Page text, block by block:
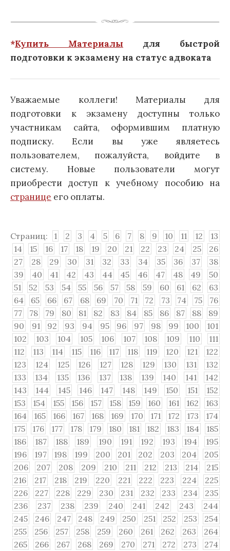
*Купить Материалы для быстрой
подготовки к экзамену на статус адвоката
Уважаемые коллеги! Материалы для
подготовки к экзамену доступны только
участникам сайта, оформившим платную
подписку. Если вы уже являетесь
пользователем, пожалуйста, войдите в
систему. Новые пользователи могут
приобрести доступ к учебному пособию на
странице его оплаты.
Страниц: 1 2 3 4 5 6 7 8 9 10 11 12
13
14
15 16 17 18 19 20 21 22 23 24 25
26
27
28 29 30 31 32 33 34 35 36 37
38
39
40 41 42 43 44 45 46 47 48 49
50
51
52 53 54 55 56 57 58 59 60 61 62
63
64
65 66 67 68 69 70 71 72 73 74 75
76
77
78 79 80 81 82 83 84 85 86 87 88
89
90
91 92 93 94 95 96 97 98 99 100
101
102
103 104 105 106 107 108 109 110
111
112
113 114 115 116 117 118 119 120 121
122
123
124 125 126 127 128 129 130 131
132
133
134 135 136 137 138 139 140 141
142
143
144 145 146 147 148 149 150 151
152
153
154 155 156 157 158 159 160 161 162
163
164
165 166 167 168 169 170 171 172 173
174
175
176 177 178 179 180 181 182 183 184
185
186
187 188 189 190 191 192 193 194
195
196
197 198 199 200 201 202 203 204
205
206
207 208 209 210 211 212 213 214
215
216
217 218 219 220 221 222 223 224
225
226
227 228 229 230 231 232 233 234
235
236
237 238 239 240 241 242 243
244
245
246 247 248 249 250 251 252 253
254
255
256 257 258 259 260 261 262 263
264
265
266 267 268 269 270 271 272 273
274